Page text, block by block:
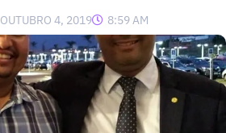
OUTUBRO 4, 2019 8:59 AM